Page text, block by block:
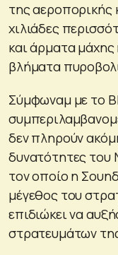
της αεροπορικής
χιλιάδες
και άρματα
βλήματα
Σύμφωναμ με το
δεν πληρούν
δυνατότητες του
τον οποίο η
μέγεθος του
επιδιώκει να
στρατευμάτων